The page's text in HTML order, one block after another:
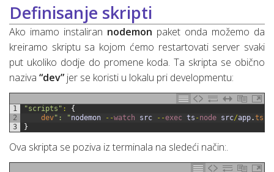
Definisanje skripti
Ako imamo instaliran nodemon paket onda možemo da
kreiramo skriptu sa kojom ćemo restartovati server svaki
put ukoliko dodje do promene koda. Ta skripta se obično
naziva “dev” jer se koristi u lokalu pri developmentu:
1
2
3
"scripts" :
{
dev": "nodemon --watch src --exec ts - node src/app.ts
}
Ova skripta se poziva iz terminala na sledeći način:.